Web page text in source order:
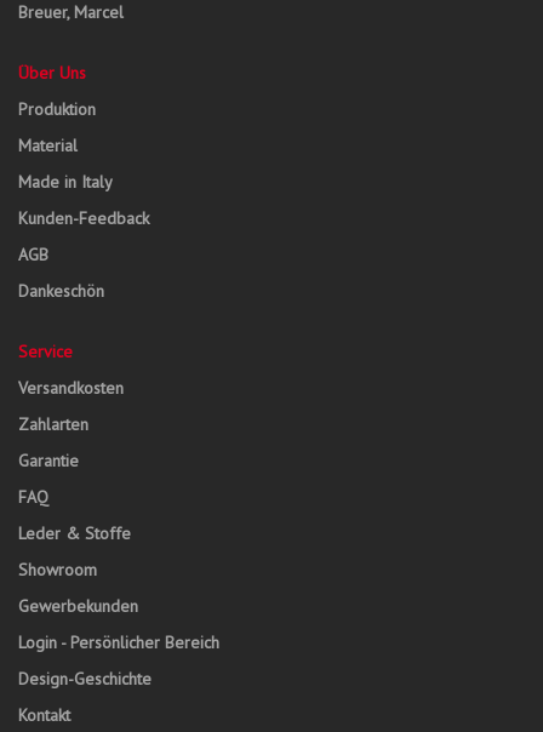
Breuer, Marcel
Über Uns
Produktion
Material
Made in Italy
Kunden-Feedback
AGB
Dankeschön
Service
Versandkosten
Zahlarten
Garantie
FAQ
Leder & Stoffe
Showroom
Gewerbekunden
Login - Persönlicher Bereich
Design-Geschichte
Kontakt